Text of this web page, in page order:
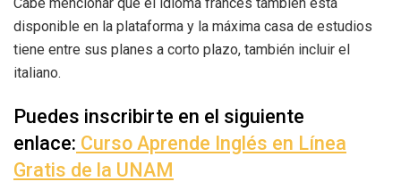
disponible en la plataforma y la máxima casa de estudios
tiene entre sus planes a corto plazo, también incluir el
italiano.
Puedes inscribirte en el siguiente
enlace: Curso Aprende Inglés en Línea
Gratis de la UNAM